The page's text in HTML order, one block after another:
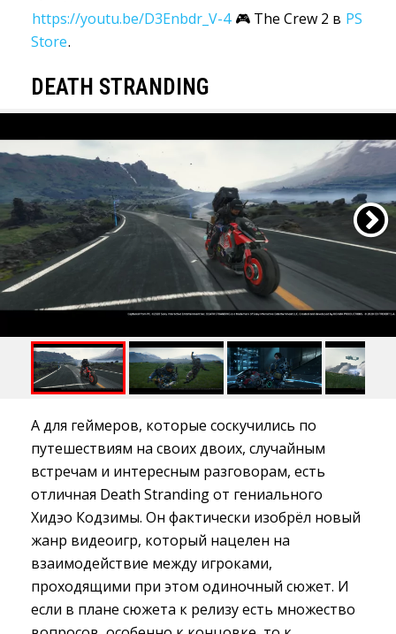
https://youtu.be/D3Enbdr_V-4 🎮 The Crew 2 в PS
Store.
DEATH STRANDING
А для геймеров, которые соскучились по
путешествиям на своих двоих, случайным
встречам и интересным разговорам, есть
отличная Death Stranding от гениального
Хидэо Кодзимы. Он фактически изобрёл новый
жанр видеоигр, который нацелен на
взаимодействие между игроками,
проходящими при этом одиночный сюжет. И
если в плане сюжета к релизу есть множество